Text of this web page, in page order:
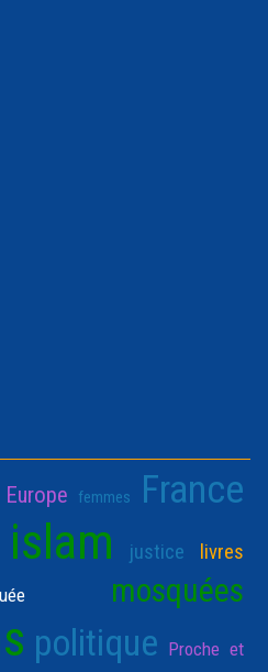
Europe femmes France
islam justice livres
mosquées
politique Proche et